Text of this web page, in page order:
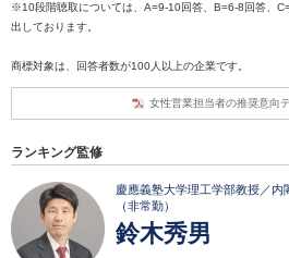
※10段階聴取については、A=9-10回答、B=6-8回答、
出しております。
商標対象は、回答者数が100人以上の企業です。
女性営業担当者の推奨意向
ランキング監修
慶應義塾大学理工学部教授／
（非常勤）
鈴木秀男